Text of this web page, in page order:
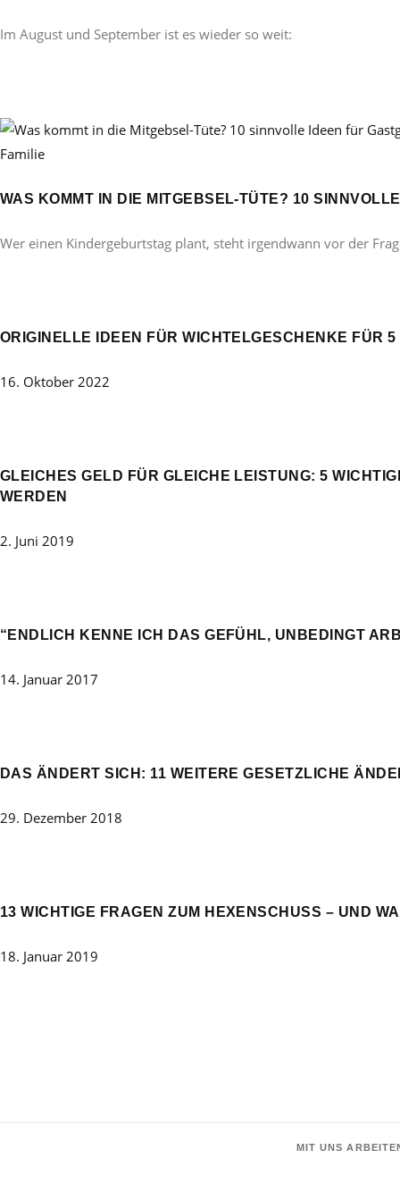
Im August und September ist es wieder so weit:
Familie
WAS KOMMT IN DIE MITGEBSEL-TÜTE? 10
Wer einen Kindergeburtstag plant, steht irgendwann vor der
ORIGINELLE IDEEN FÜR WICHTELGESCHENKE FÜR 5
16. Oktober 2022
GLEICHES GELD FÜR GLEICHE LEISTUNG: 5
WERDEN
2. Juni 2019
“ENDLICH KENNE ICH DAS GEFÜHL, UNBEDINGT
14. Januar 2017
DAS ÄNDERT SICH: 11 WEITERE GESETZLICHE
29. Dezember 2018
13 WICHTIGE FRAGEN ZUM HEXENSCHUSS – UND
18. Januar 2019
MIT UNS